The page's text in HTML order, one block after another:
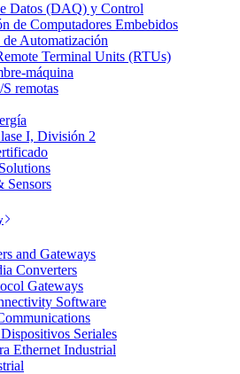
Datos (DAQ) y Control
de Computadores Embebidos
Automatización
Terminal Units (RTUs)
máquina
remotas
I, División 2
Sensors
and Gateways
Converters
Gateways
Software
Seriales
Ethernet Industrial